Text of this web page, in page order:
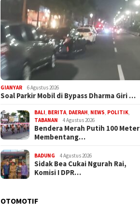
GIANYAR 6 Agustus 2026
Soal Parkir Mobil di Bypass Dharma Giri …
BALI, BERITA, DAERAH, NEWS, POLITIK,
TABANAN
4 Agustus 2026
Bendera Merah Putih 100 Meter
Membentang…
BADUNG 4 Agustus 2026
Sidak Bea Cukai Ngurah Rai,
Komisi I DPR…
OTOMOTIF